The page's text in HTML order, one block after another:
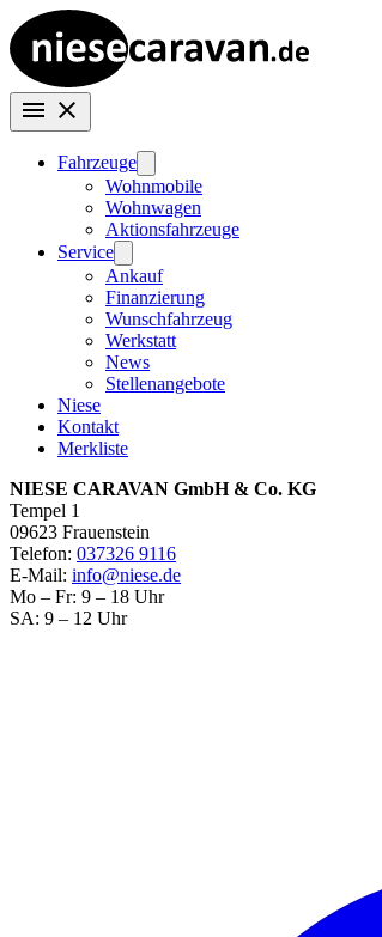
Fahrzeuge
Wohnmobile
Wohnwagen
Aktionsfahrzeuge
Service
Ankauf
Finanzierung
Wunschfahrzeug
Werkstatt
News
Stellenangebote
Niese
Kontakt
Merkliste
NIESE CARAVAN GmbH & Co. KG
Tempel 1
09623 Frauenstein
Telefon: 037326 9116
E-Mail: info@niese.de
Mo – Fr: 9 – 18 Uhr
SA: 9 – 12 Uhr